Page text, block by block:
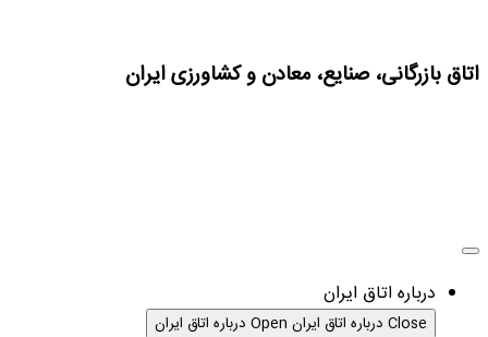
اتاق بازرگانی، صنایع، معادن و کشاورزی ایران
درباره اتاق ایران
Close درباره اتاق ایران Open درباره اتاق ایران